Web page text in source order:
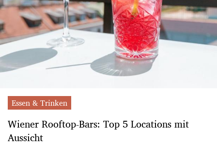
Essen & Trinken
Wiener Rooftop-Bars: Top 5 Locations mit
Aussicht